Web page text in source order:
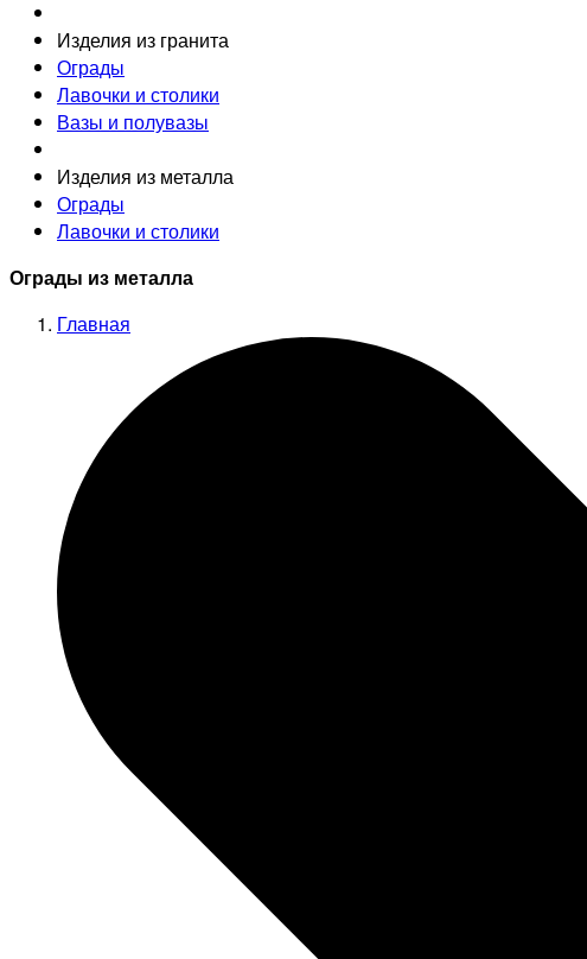
Изделия из гранита
Ограды
Лавочки и столики
Вазы и полувазы
Изделия из металла
Ограды
Лавочки и столики
Ограды из металла
Главная